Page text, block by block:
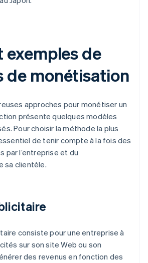
exemples de
de monétisation
approches pour monétiser un
présente quelques modèles
Pour choisir la méthode la plus
de tenir compte à la fois des
par l’entreprise et du
sa clientèle.
consiste pour une entreprise à
sur son site Web ou son
des revenus en fonction des